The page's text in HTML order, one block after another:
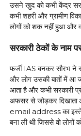
उसने खुद को कभी केंद्र
कभी शहरी और ग्रामीण
लोगों को शक नहीं हुआ और
सरकारी ठेकों के नाम
फर्जी IAS बनकर सौरभ ने
और लोग उसकी बातों में आ
आता है और कभी सरकारी
अफसर से जोड़कर
email address का
बना ली थी जिससे वो